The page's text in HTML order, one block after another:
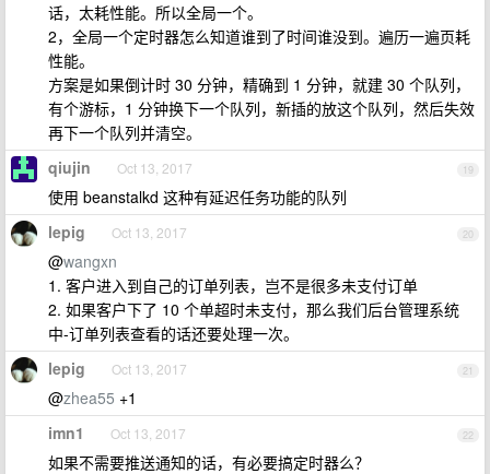
话，太耗性能。所以全局一个。
2，全局一个定时器怎么知道谁到了时间谁没到。遍历一遍页耗
性能。
方案是如果倒计时 30 分钟，精确到 1 分钟，就建 30 个队列，
有个游标，1 分钟换下一个队列，新插的放这个队列，然后失效
再下一个队列并清空。
19
qiujin Oct 13, 2017
使用 beanstalkd 这种有延迟任务功能的队列
20
lepig Oct 13, 2017
@wangxn
1. 客户进入到自己的订单列表，岂不是很多未支付订单
2. 如果客户下了 10 个单超时未支付，那么我们后台管理系统
中-订单列表查看的话还要处理一次。
21
lepig Oct 13, 2017
@zhea55 +1
22
imn1 Oct 13, 2017
如果不需要推送通知的话，有必要搞定时器么？